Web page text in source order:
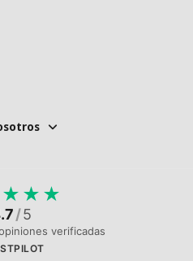
★ ★ ★
/5
verificadas